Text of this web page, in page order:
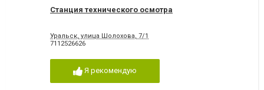
Станция технического осмотра
Уральск, улица Шолохова, 7/1
7112526626
Я рекомендую